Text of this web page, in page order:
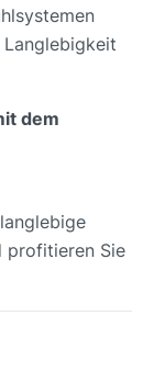
dem
profitieren Sie